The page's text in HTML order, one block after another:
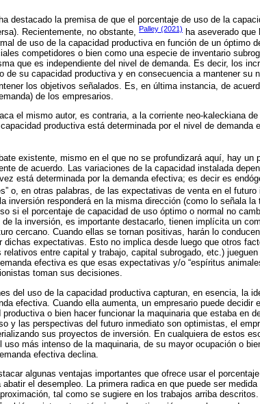
destacado la premisa de que el porcentaje de uso de la
Recientemente, no obstante, Palley (2021) ha aseverado
de uso de la capacidad productiva en función de un óptimo
competidores o bien como una especie de inventario
que es independiente del nivel de demanda. Es decir, los
de su capacidad productiva y en consecuencia a mantener su
los objetivos señalados. Es, en última instancia, de
de los empresarios.
el mismo autor, es contraria, a la corriente neo-kaleckiana
productiva está determinada por el nivel de demanda
existente, mismo en el que no se profundizará aquí, hay un
de acuerdo. Las variaciones de la capacidad instalada
está determinada por la demanda efectiva; es decir es
o, en otras palabras, de las expectativas de venta en el futuro
inversión responderá en la misma dirección (como lo señala la
si el porcentaje de capacidad de uso óptimo o normal no
la inversión, es importante destacarlo, tienen implícita un
cercano. Cuando ellas se tornan positivas, harán lo
dichas expectativas. Esto no implica desde luego que otros
entre capital y trabajo, capital subrogado, etc.)
efectiva es que esas expectativas y/o “espíritus
toman sus decisiones.
del uso de la capacidad productiva capturan, en esencia, la
efectiva. Cuando ella aumenta, un empresario puede decidir
o bien hacer funcionar la maquinaria que estaba en
y las perspectivas del futuro inmediato son optimistas, el
sus proyectos de inversión. En cualquiera de estos
más intenso de la maquinaria, de su mayor ocupación o
efectiva declina.
algunas ventajas importantes que ofrece usar el
el desempleo. La primera radica en que puede ser
tal como se sugiere en los trabajos arriba